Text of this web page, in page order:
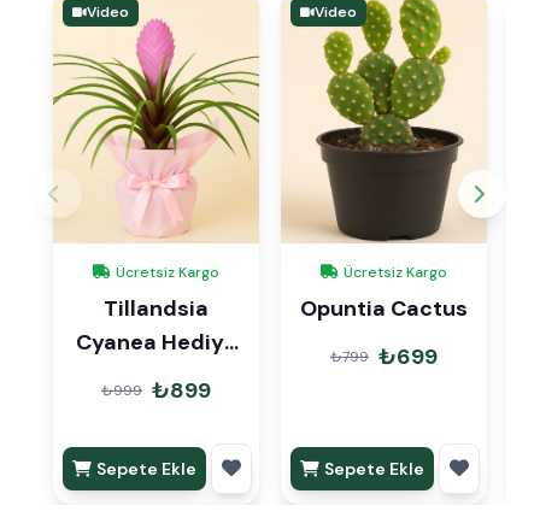
Video
Ücretsiz Kargo
Tillandsia
Cyanea Hediye
Paketli
₺999 ₺899
Sepete Ekle
Video
Ücretsiz Kargo
Opuntia Cactus
₺799 ₺699
Sepete Ekle